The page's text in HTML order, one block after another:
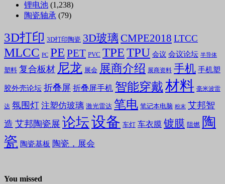
锂电池 (1,238)
陶瓷轴承 (79)
3D打印 3D打印陶瓷 3D玻璃 CMPE2018 LTCC
MLCC PC PE PET PVC TPETPU 会议 会议论坛 半导体
塑料 复合板材 尼龙 展会 展商介绍 展商资料 手机 手机塑
胶外壳论坛 折叠屏 折叠屏手机 智能穿戴材料 毫米波雷
达 氛围灯 注塑仿玻璃 激光雷达 笔电 笔记本电脑 粉末 艾邦智
造 艾邦陶瓷展 论坛设备 车灯 车衣膜 镀膜 阻燃 陶
瓷 陶瓷基板 陶瓷，展会
You missed